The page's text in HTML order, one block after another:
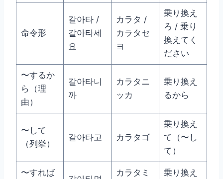
命令形
갈아타 /
갈아타세
요
カラタ /
カラタセ
ヨ
乗り換え
ろ / 乗り
換えてく
ださい
〜するか
ら（理
由）
갈아타니
까
カラタニ
ッカ
乗り換え
るから
〜して
（列挙）
갈아타고 カラタゴ
乗り換え
て（〜し
て）
〜すれば
カラタミ
乗り換え